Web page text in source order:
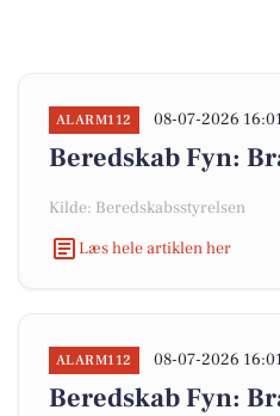
ALARM112 08-07-2026
Beredskab Fyn:
Kilde: Beredskabsstyrelsen
Læs hele artiklen her
ALARM112 08-07-2026
Beredskab Fyn: